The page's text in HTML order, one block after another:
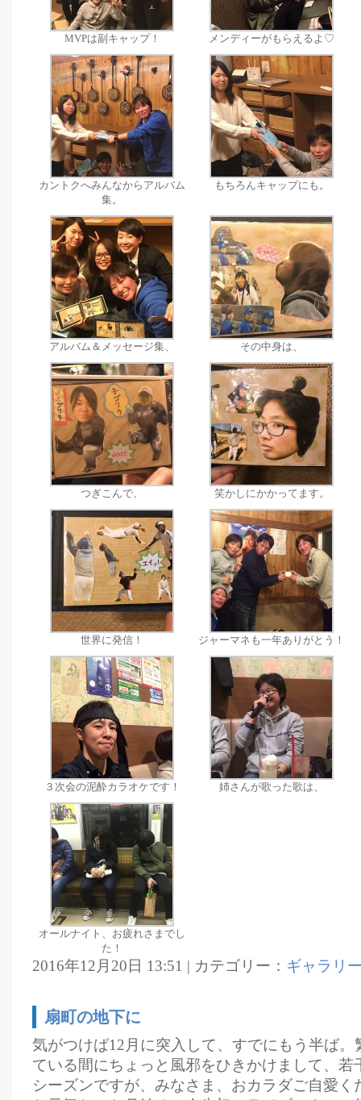
MVPは副キャップ！ メンディーがもらえるよ♡
カントクへみんなからアルバム
集。
もちろんキャップにも。
アルバム＆メッセージ集、 その中身は、
つぎこんで、 笑かしにかかってます。
世界に発信！ ジャーマネも一年ありがとう！
３次会の泥酔カラオケです！ 姉さんが歌った歌は、
オールナイト、お疲れさまでし
た！
2016年12月20日 13:51 | カテゴリー： ギャラリ
扇町の地下に
気がつけば12月に突入して、すでにもう半ば
ている間にちょっと風邪をひきかけまして、若
シーズンですが、みなさま、おカラダご自愛く